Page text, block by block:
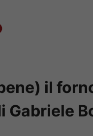
il
Gabriele